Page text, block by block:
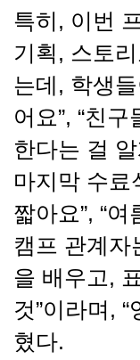
특히, 이번
기획, 스토
는데, 학생
어요”, “친
한다는 걸
마지막 수료
짧아요”, “
캠프 관계자
을 배우고,
것”이라며,
혔다.